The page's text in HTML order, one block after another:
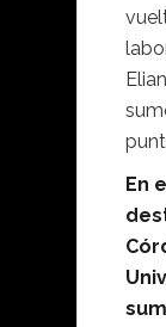
En